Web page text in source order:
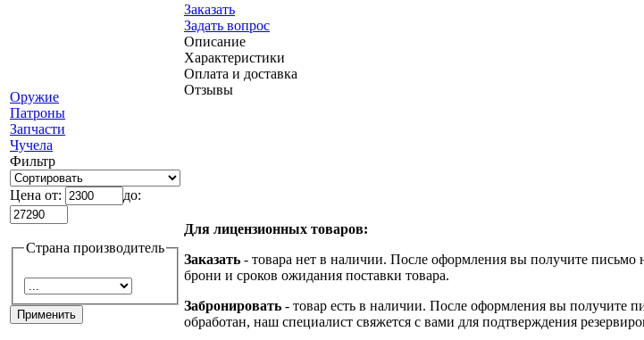
Оружие
Патроны
Запчасти
Чучела
Фильтр
Цена от: до:
Страна производитель
Заказать
Задать вопрос
Описание
Характеристики
Оплата и доставка
Отзывы
Для лицензионных товаров:
Заказать - товара нет в наличии. После оформления вы получите письмо
брони и сроков ожидания поставки товара.
Забронировать - товар есть в наличии. После оформления вы получите
обработан, наш специалист свяжется с вами для подтверждения